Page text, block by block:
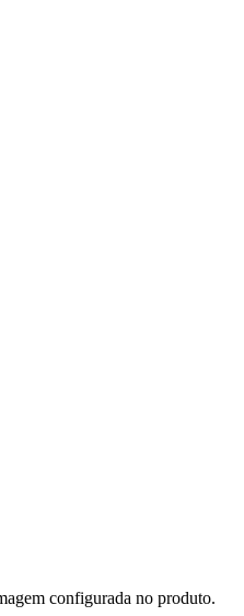
configurada no produto.